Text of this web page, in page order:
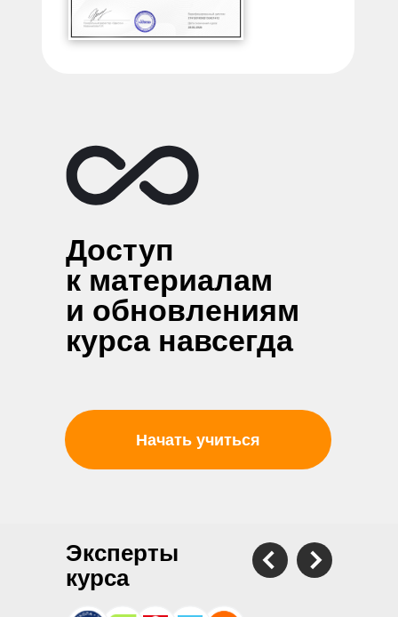
Доступ
к материалам
и обновлениям
курса навсегда
Начать учиться
Эксперты
курса